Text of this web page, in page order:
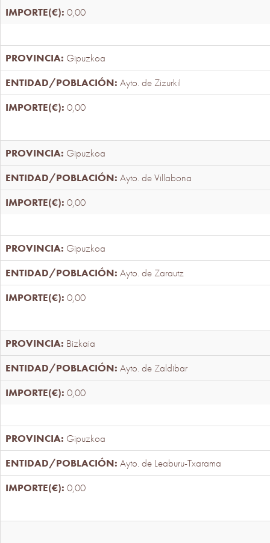
0,00
Gipuzkoa
Ayto. de Zizurkil
0,00
Gipuzkoa
Ayto. de Villabona
0,00
Gipuzkoa
Ayto. de Zarautz
0,00
Bizkaia
Ayto. de Zaldibar
0,00
Gipuzkoa
Ayto. de Leaburu-Txarama
0,00